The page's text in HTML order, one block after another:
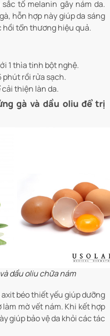
tố melanin gây nám da.
hỗn hợp này giúp da sáng
hồi tổn thương hiệu quả.
1 thìa tinh bột nghệ.
phút rồi rửa sạch.
thiện làn da.
gà và dầu oliu để trị
dầu oliu chữa nám
béo thiết yếu giúp dưỡng
mờ vết nám. Khi kết hợp
giúp bảo vệ da khỏi các tác